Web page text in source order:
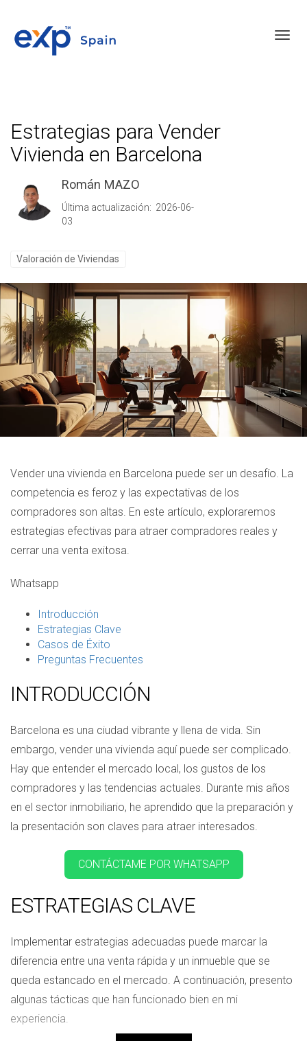
Estrategias para Vender
Vivienda en Barcelona
Román MAZO
Última actualización: 2026-06-
03
Valoración de Viviendas
Vender una vivienda en Barcelona puede ser un desafío. La
competencia es feroz y las expectativas de los
compradores son altas. En este artículo, exploraremos
estrategias efectivas para atraer compradores reales y
cerrar una venta exitosa.
Whatsapp
Introducción
Estrategias Clave
Casos de Éxito
Preguntas Frecuentes
INTRODUCCIÓN
Barcelona es una ciudad vibrante y llena de vida. Sin
embargo, vender una vivienda aquí puede ser complicado.
Hay que entender el mercado local, los gustos de los
compradores y las tendencias actuales. Durante mis años
en el sector inmobiliario, he aprendido que la preparación y
la presentación son claves para atraer interesados.
CONTÁCTAME POR WHATSAPP
ESTRATEGIAS CLAVE
Implementar estrategias adecuadas puede marcar la
diferencia entre una venta rápida y un inmueble que se
queda estancado en el mercado. A continuación, presento
algunas tácticas que han funcionado bien en mi
experiencia.